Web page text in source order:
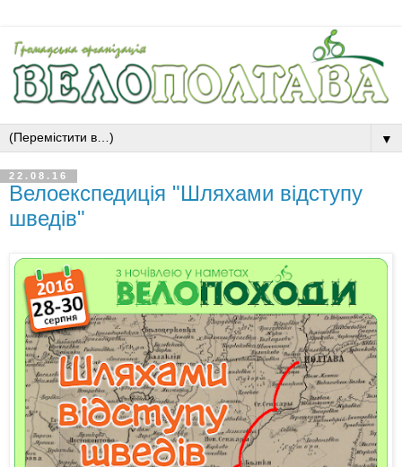
▼
22.08.16
Велоекспедиція "Шляхами відступу
шведів"